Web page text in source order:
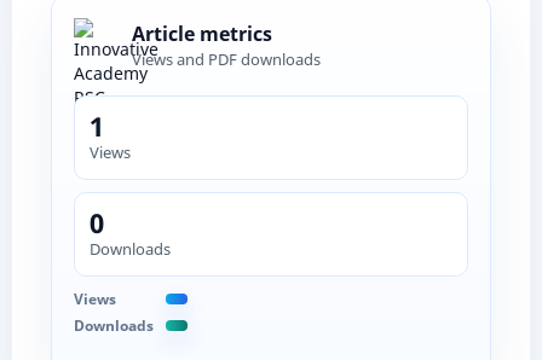
Article metrics
Views and PDF downloads
1
Views
0
Downloads
Views
Downloads